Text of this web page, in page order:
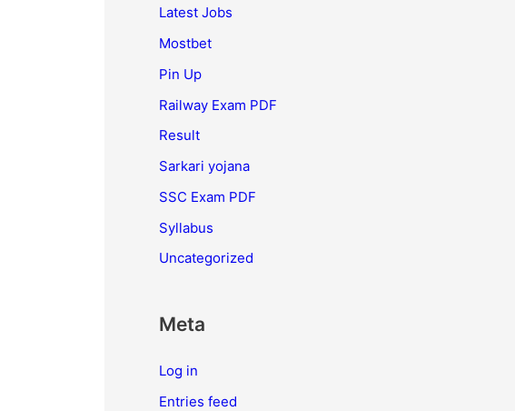
Latest Jobs
Mostbet
Pin Up
Railway Exam PDF
Result
Sarkari yojana
SSC Exam PDF
Syllabus
Uncategorized
Meta
Log in
Entries feed